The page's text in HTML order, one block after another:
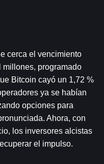
cerca el vencimiento
millones, programado
Bitcoin cayó un 1,72 %
ya se habían
opciones para
Ahora, con
los inversores alcistas
el impulso.